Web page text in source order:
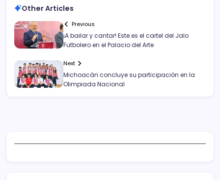
Other Articles
Previous
¡A bailar y cantar! Este es el cartel del Jalo
Futbolero en el Palacio del Arte
Next
Michoacán concluye su participación en la
Olimpiada Nacional